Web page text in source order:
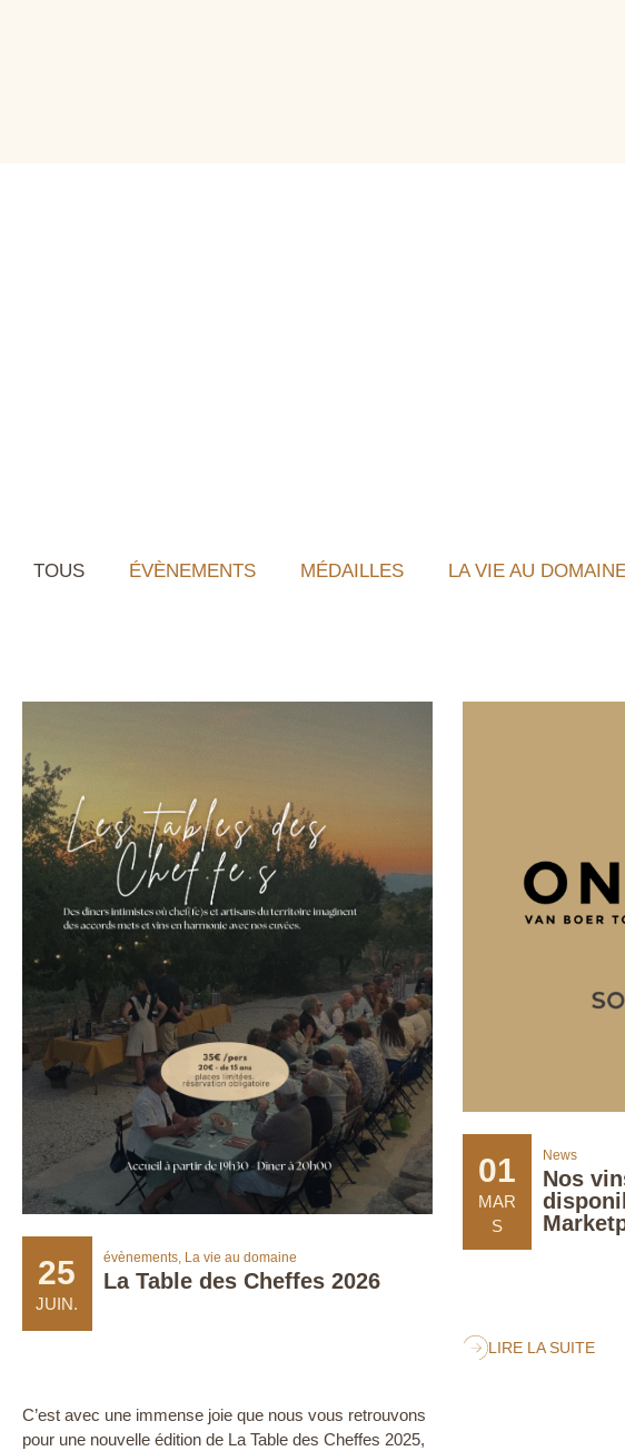
TOUS ÉVÈNEMENTS MÉDAILLES LA VIE AU
25
JUIN.
évènements, La vie au domaine
La Table des Cheffes 2026
C’est avec une immense joie que nous vous retrouvons
pour une nouvelle édition de La Table des Cheffes 2025,
01
MAR
S
News
Nos
LIRE LA SUITE